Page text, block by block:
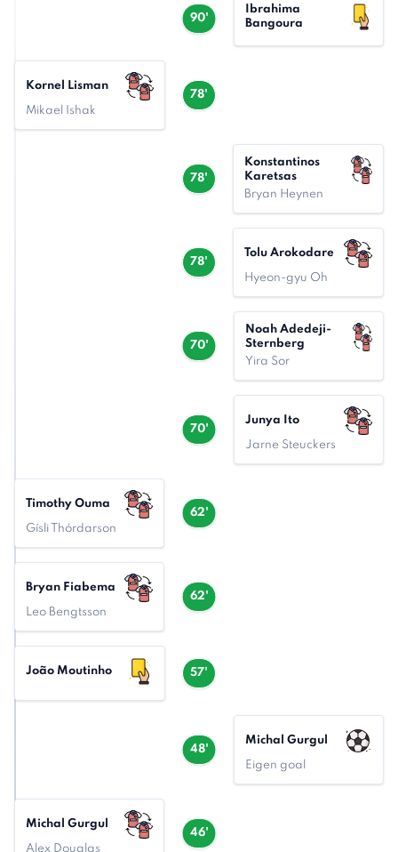
90'
Ibrahima
Bangoura
78'
Kornel Lisman
Mikael Ishak
78'
Konstantinos
Karetsas
Bryan Heynen
78'
Tolu Arokodare
Hyeon-gyu Oh
70'
Noah Adedeji-
Sternberg
Yira Sor
70'
Junya Ito
Jarne Steuckers
62'
Timothy Ouma
Gísli Thórdarson
62'
Bryan Fiabema
Leo Bengtsson
57'
João Moutinho
48'
Michal Gurgul
Eigen goal
46'
Michal Gurgul
Alex Douglas